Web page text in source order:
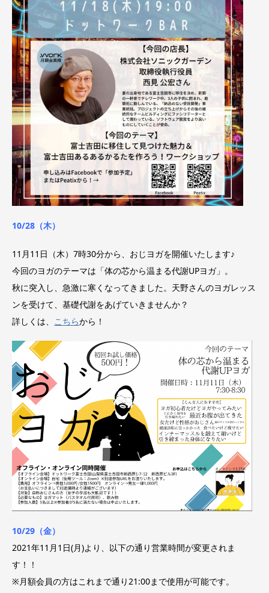
10/28（木）
11月11日（木）7時30分から、おじヨガを開催いたします♪
今回のヨガのテーマは「体の芯から温まる代謝UPヨガ」。
秋に突入し、急激に寒くなってきました。天野さんのヨガレッス
ンを受けて、基礎代謝をあげていきませんか？
詳しくは、
こちらから！
10/29（金）
2021年11月1日(月)より、以下の通り営業時間が変更されま
す！！
※月額会員の方はこれまで通り21:00まで使用が可能です。